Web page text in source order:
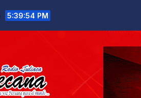
5:39:55 PM